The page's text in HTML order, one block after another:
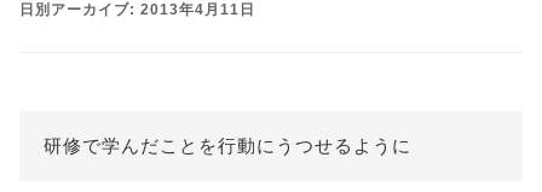
日別アーカイブ: 2013年4月11日
研修で学んだことを行動にうつせるように